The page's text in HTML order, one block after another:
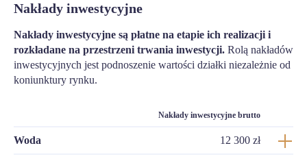
Nakłady inwestycyjne
Nakłady inwestycyjne są płatne na etapie ich realizacji i
rozkładane na przestrzeni trwania inwestycji. Rolą nakładów
inwestycyjnych jest podnoszenie wartości działki niezależnie od
koniunktury rynku.
Nakłady inwestycyjne brutto
Woda 12 300 zł